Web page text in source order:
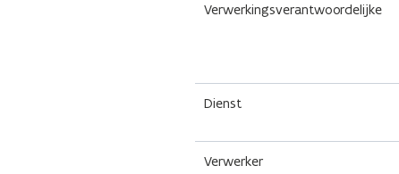
Verwerkingsverantwoordelijke
Dienst
Verwerker